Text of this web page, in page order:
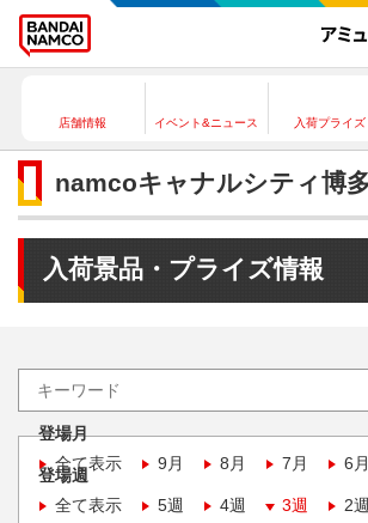
店舗情報 イベント&ニュース 入荷プライズ
namcoキャナルシティ博
入荷景品・プライズ情報
登場月
全て表示
9月 8月 7月 6月
登場週
全て表示
5週 4週 3週 2週